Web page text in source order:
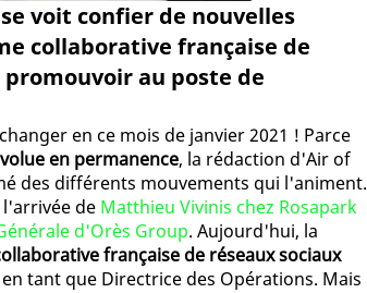
voit confier de nouvelles
collaborative française de
au poste de
en ce mois de janvier 2021 ! Parce
en permanence, la rédaction d'Air of
des différents mouvements qui l'animent.
de Matthieu Vivinis chez Rosapark
d'Orès Group. Aujourd'hui, la
française de réseaux sociaux
tant que Directrice des Opérations. Mais